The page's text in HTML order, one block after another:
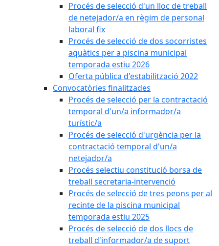
Procés de selecció d'un lloc de treball
de netejador/a en règim de personal
laboral fix
Procés de selecció de dos socorristes
aquàtics per a piscina municipal
temporada estiu 2026
Oferta pública d'estabilització 2022
Convocatòries finalitzades
Procés de selecció per la contractació
temporal d'un/a informador/a
turístic/a
Procés de selecció d'urgència per la
contractació temporal d'un/a
netejador/a
Procés selectiu constitució borsa de
treball secretaria-intervenció
Procés de selecció de tres peons per al
recinte de la piscina municipal
temporada estiu 2025
Procés de selecció de dos llocs de
treball d'informador/a de suport